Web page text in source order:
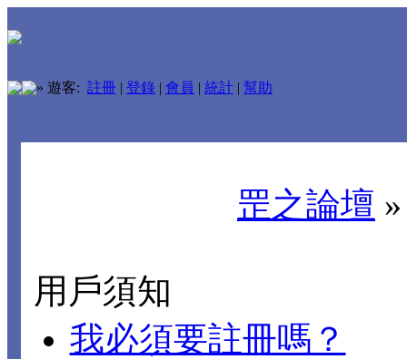
» 遊客: 註冊 | 登錄 | 會員 | 統計 | 幫助
罡之論壇
用戶須知
我必須要註冊嗎？